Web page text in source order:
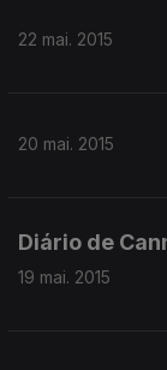
22 mai. 2015
20 mai. 2015
Diário de
19 mai. 2015